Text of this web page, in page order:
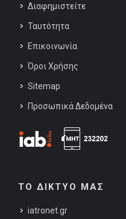
Διαφημιστείτε
Ταυτότητα
Επικοινωνία
Όροι Χρήσης
Sitemap
Προσωπικά Δεδομένα
ΤΟ ΔΙΚΤΥΟ ΜΑΣ
iatronet.gr